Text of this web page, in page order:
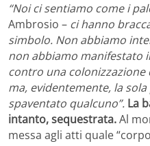
“Noi ci sentiamo come i
Ambrosio – ci hanno
simbolo. Non abbiamo
non abbiamo manifestato
contro una colonizzazione
ma, evidentemente, la
spaventato qualcuno”. La
intanto, sequestrata.Al
messa agli atti quale